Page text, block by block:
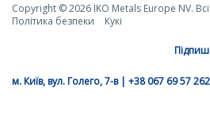
Copyright © 2026 IKO Metals Europe NV.
Політика безпеки
Кукі
м. Київ, вул. Голего, 7-в | +38 067 69 57 262